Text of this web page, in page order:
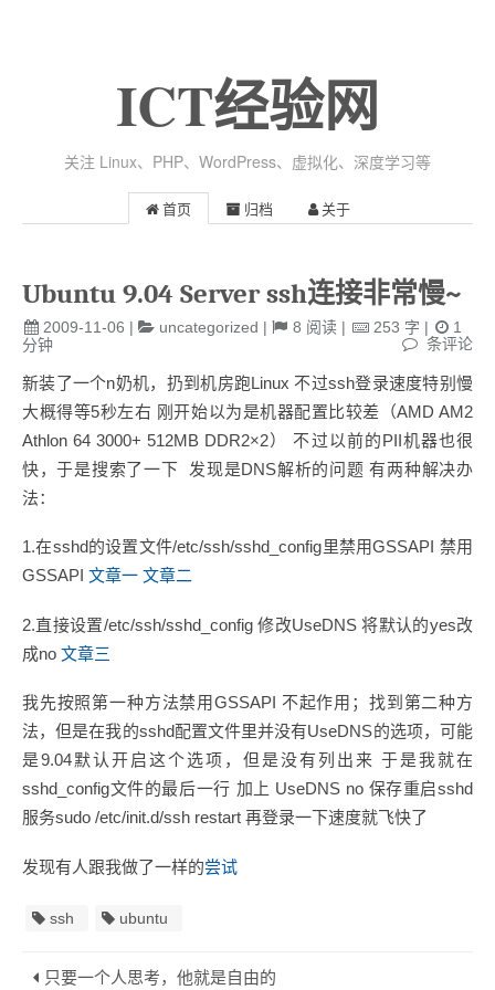
ICT经验网
关注 Linux、PHP、WordPress、虚拟化、深度学习等
首页 归档 关于
Ubuntu 9.04 Server ssh连接非常慢~
2009-11-06 | uncategorized | 8 阅读| 253 字 |
1
分钟
条评论
新装了一个n奶机，扔到机房跑Linux 不过ssh登录速度特别慢
大概得等5秒左右 刚开始以为是机器配置比较差（AMD AM2
Athlon 64 3000+ 512MB DDR2×2） 不过以前的PII机器也很
快，于是搜索了一下 发现是DNS解析的问题 有两种解决办
法：
1.在sshd的设置文件/etc/ssh/sshd_config里禁用GSSAPI 禁用
GSSAPI 文章一 文章二
2.直接设置/etc/ssh/sshd_config 修改UseDNS 将默认的yes改
成no 文章三
我先按照第一种方法禁用GSSAPI 不起作用；找到第二种方
法，但是在我的sshd配置文件里并没有UseDNS的选项，可能
是9.04默认开启这个选项，但是没有列出来 于是我就在
sshd_config文件的最后一行 加上 UseDNS no 保存重启sshd
服务sudo /etc/init.d/ssh restart 再登录一下速度就飞快了
发现有人跟我做了一样的尝试
ssh ubuntu
只要一个人思考，他就是自由的